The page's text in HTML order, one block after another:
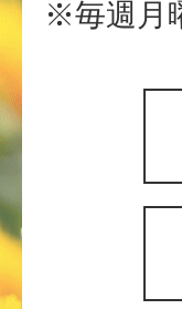
※毎週月